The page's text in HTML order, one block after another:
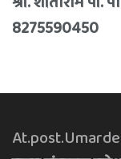
8275590450